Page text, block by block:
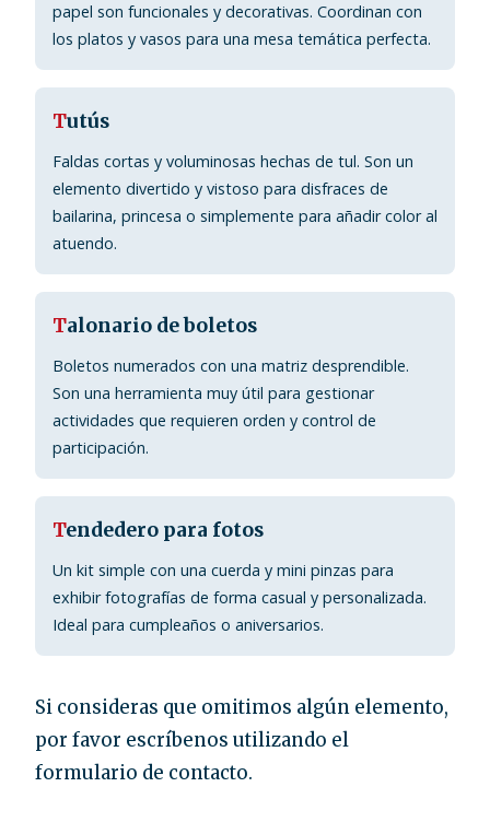
papel son funcionales y decorativas. Coordinan con
los platos y vasos para una mesa temática perfecta.
Tutús
Faldas cortas y voluminosas hechas de tul. Son un
elemento divertido y vistoso para disfraces de
bailarina, princesa o simplemente para añadir color al
atuendo.
Talonario de boletos
Boletos numerados con una matriz desprendible.
Son una herramienta muy útil para gestionar
actividades que requieren orden y control de
participación.
Tendedero para fotos
Un kit simple con una cuerda y mini pinzas para
exhibir fotografías de forma casual y personalizada.
Ideal para cumpleaños o aniversarios.
Si consideras que omitimos algún elemento,
por favor escríbenos utilizando el
formulario de contacto.